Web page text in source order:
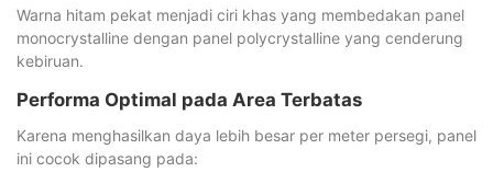
Warna hitam pekat menjadi ciri khas yang membedakan panel
monocrystalline dengan panel polycrystalline yang cenderung
kebiruan.
Performa Optimal pada Area Terbatas
Karena menghasilkan daya lebih besar per meter persegi, panel
ini cocok dipasang pada: